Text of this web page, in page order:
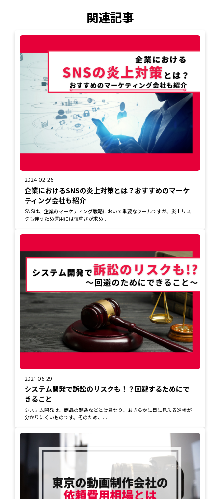
関連記事
2024-02-26
企業におけるSNSの炎上対策とは？おすすめのマーケ
ティング会社も紹介
SNSは、企業のマーケティング戦略において重要なツールですが、炎上リス
クも伴うため運用には慎重さが求め...
2021-06-29
システム開発で訴訟のリスクも！？回避するためにで
きること
システム開発は、商品の製造などとは異なり、あきらかに目に見える進捗が
分かりにくいものです。そのため、...